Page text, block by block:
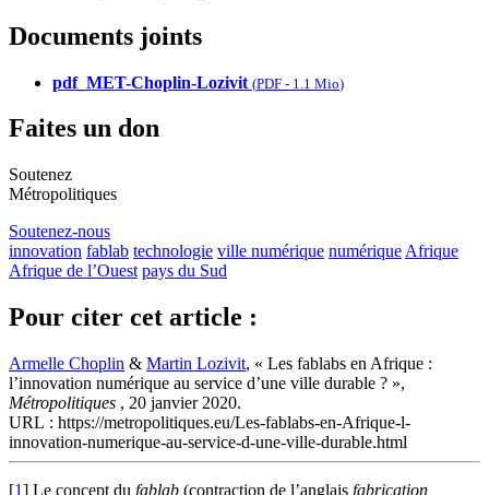
Documents joints
pdf_MET-Choplin-Lozivit (PDF - 1.1 Mio)
Faites un don
Soutenez
Métropolitiques
Soutenez-nous
innovation fablab technologie ville numérique numérique Afrique
Afrique de l’Ouest pays du Sud
Pour citer cet article :
Armelle Choplin & Martin Lozivit, « Les fablabs en Afrique :
l’innovation numérique au service d’une ville durable ? »,
Métropolitiques , 20 janvier 2020.
URL : https://metropolitiques.eu/Les-fablabs-en-Afrique-l-
innovation-numerique-au-service-d-une-ville-durable.html
[1] Le concept du fablab (contraction de l’anglais fabrication